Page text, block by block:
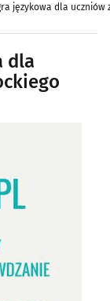
językowa dla uczniów
dla